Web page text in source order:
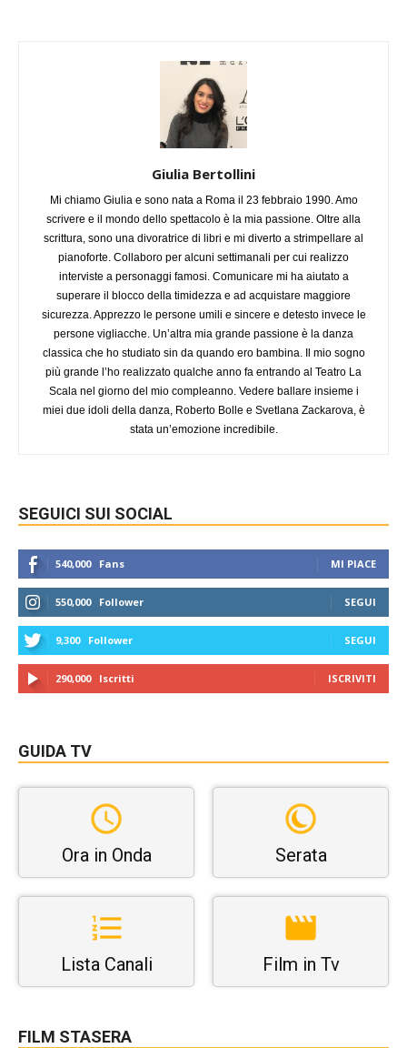
Giulia Bertollini
Mi chiamo Giulia e sono nata a Roma il 23 febbraio 1990. Amo
scrivere e il mondo dello spettacolo è la mia passione. Oltre alla
scrittura, sono una divoratrice di libri e mi diverto a strimpellare al
pianoforte. Collaboro per alcuni settimanali per cui realizzo
interviste a personaggi famosi. Comunicare mi ha aiutato a
superare il blocco della timidezza e ad acquistare maggiore
sicurezza. Apprezzo le persone umili e sincere e detesto invece le
persone vigliacche. Un’altra mia grande passione è la danza
classica che ho studiato sin da quando ero bambina. Il mio sogno
più grande l’ho realizzato qualche anno fa entrando al Teatro La
Scala nel giorno del mio compleanno. Vedere ballare insieme i
miei due idoli della danza, Roberto Bolle e Svetlana Zackarova, è
stata un’emozione incredibile.
SEGUICI SUI SOCIAL
540,000 Fans MI PIACE
550,000 Follower SEGUI
9,300 Follower SEGUI
290,000 Iscritti ISCRIVITI
GUIDA TV
Ora in Onda Serata
Lista Canali Film in Tv
FILM STASERA